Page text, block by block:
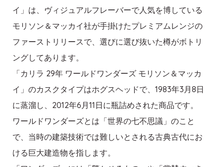
イ」は、ヴィジュアルフレーバーで人気を博している
モリソン＆マッカイ社が手掛けたプレミアムレンジの
ファーストリリースで、選びに選び抜いた樽がボトリ
ングしてあります。
「カリラ 29年 ワールドワンダーズ モリソン＆マッカ
イ」のカスクタイプはホグスヘッドで、1983年3月8日
に蒸溜し、2012年6月11日に瓶詰めされた商品です。
ワールドワンダーズとは「世界の七不思議」のこと
で、当時の建築技術では難しいとされる古典古代にお
ける巨大建造物を指します。